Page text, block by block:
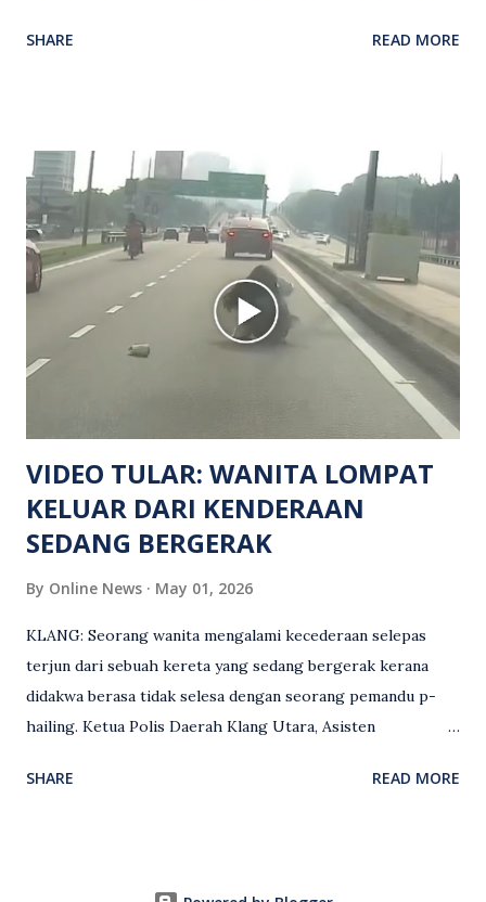
kejadian berlaku sekitar jam 11 malam dan pihak polis
hiburan di kawasan berkenaan. Seorang mangsa disahkan
meninggal dunia di lokasi kejadian akibat terkena tembakan,
manakala seorang lagi mangsa mengalami kecederaan.
Turut dipercayai terdapat seorang lagi individu cedera
namun identitinya masih belum dikenal pasti selepas dibawa
keluar dari lokasi oleh kenalannya. Polis kini sedang giat
mengesan dua suspek yang masih bebas bagi membantu
siasatan lanjut. Kes disiasat mengikut Seksyen 302 Kanun
Keseksaan kerana membunuh. Orang ramai yang mempunyai
maklumat diminta t...
SHARE READ MORE
VIDEO TULAR: WANITA LOMPAT
KELUAR DARI KENDERAAN
SEDANG BERGERAK
By Online News May 01, 2026
KLANG: Seorang wanita mengalami kecederaan selepas
terjun dari sebuah kereta yang sedang bergerak kerana
didakwa berasa tidak selesa dengan seorang pemandu p-
hailing. Ketua Polis Daerah Klang Utara, Asisten
(2 Mei), berkata pemandu berusia 47 tahun itu telah
SHARE READ MORE